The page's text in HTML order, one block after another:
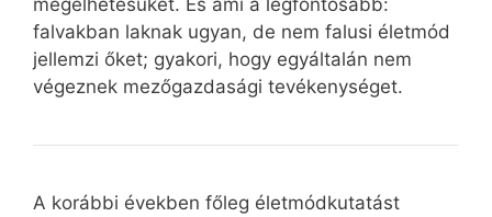
megélhetésüket. És ami a legfontosabb:
falvakban laknak ugyan, de nem falusi életmód
jellemzi őket; gyakori, hogy egyáltalán nem
végeznek mezőgazdasági tevékenységet.
A korábbi években főleg életmódkutatást